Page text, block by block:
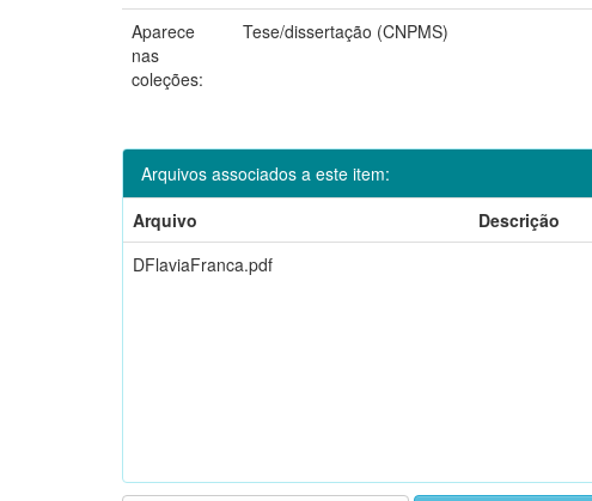
Aparece
nas
coleções:
Tese/dissertação (CNPMS)
Arquivos associados a este item:
Arquivo
Descrição
DFlaviaFranca.pdf